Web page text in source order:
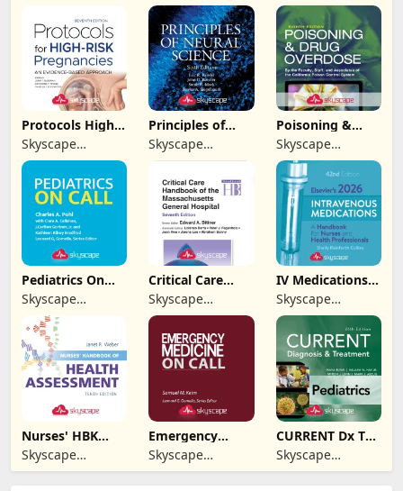
Medpresso Inc Medpresso Inc
Protocols High-
Risk Pregnancy
Skyscape
Medpresso Inc
Principles of
Neural Science
Skyscape
Medpresso Inc
Poisoning &
Drug Overdose
Info
Skyscape
Medpresso Inc
Pediatrics On
Call
Skyscape
Medpresso Inc
Critical Care
Handbook of
MGH
Skyscape
Medpresso Inc
IV Medications
Elsevier
Skyscape
Medpresso Inc
Nurses' HBK
Health
Assessment
Skyscape
Medpresso Inc
Emergency
Medicine On Call
Skyscape
Medpresso Inc
CURRENT Dx Tx
Pediatrics
Skyscape
Medpresso Inc